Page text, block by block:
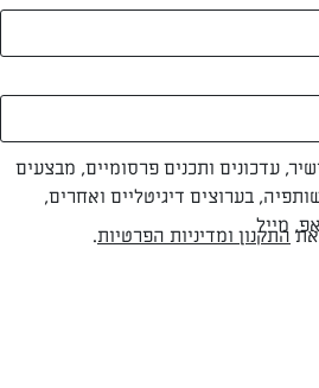
עדכונים ותכנים פרסומיים, מבצעים
בערוצים דיגיטליים ואחרים,
התקנון ומדיניות הפרטיות.